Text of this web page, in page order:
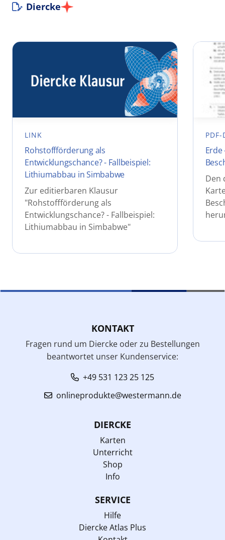
Diercke
LINK
Rohstoffförderung als
Entwicklungschance? - Fallbeispiel:
Lithiumabbau in Simbabwe
Zur editierbaren Klausur
"Rohstoffförderung als
Entwicklungschance? - Fallbeispiel:
Lithiumabbau in Simbabwe"
PDF-
Den
KONTAKT
Fragen rund um Diercke oder zu Bestellungen
beantwortet unser Kundenservice:
+49 531 123 25 125
onlineprodukte@westermann.de
DIERCKE
Karten
Unterricht
Shop
Info
SERVICE
Hilfe
Diercke Atlas Plus